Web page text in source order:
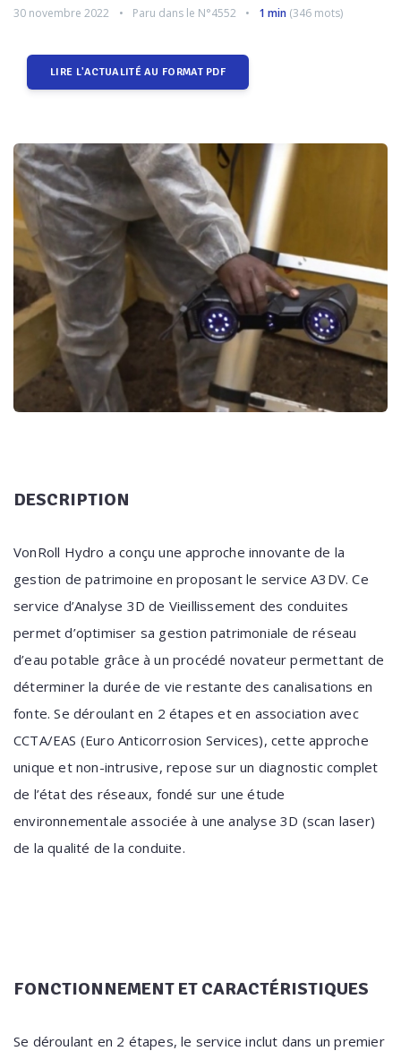
30 novembre 2022 Paru dans le N°4552 1 min (346 mots)
LIRE L'ACTUALITÉ AU FORMAT PDF
DESCRIPTION
VonRoll Hydro a conçu une approche innovante de la
gestion de patrimoine en proposant le service A3DV. Ce
service d’Analyse 3D de Vieillissement des conduites
permet d’optimiser sa gestion patrimoniale de réseau
d’eau potable grâce à un procédé novateur permettant de
déterminer la durée de vie restante des canalisations en
fonte. Se déroulant en 2 étapes et en association avec
CCTA/EAS (Euro Anticorrosion Services), cette approche
unique et non-intrusive, repose sur un diagnostic complet
de l’état des réseaux, fondé sur une étude
environnementale associée à une analyse 3D (scan laser)
de la qualité de la conduite.
FONCTIONNEMENT ET CARACTÉRISTIQUES
Se déroulant en 2 étapes, le service inclut dans un premier